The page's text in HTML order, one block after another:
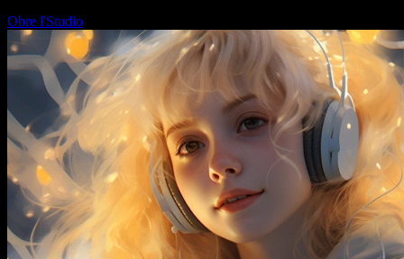
Obre l'Studio